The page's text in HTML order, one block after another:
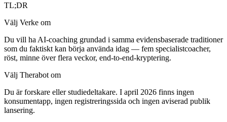
TL;DR
Välj Verke om
Du vill ha AI-coaching grundad i samma evidensbaserade traditioner
som du faktiskt kan börja använda idag — fem specialistcoacher,
röst, minne över flera veckor, end-to-end-kryptering.
Välj Therabot om
Du är forskare eller studiedeltakare. I april 2026 finns ingen
konsumentapp, ingen registreringssida och ingen aviserad publik
lansering.